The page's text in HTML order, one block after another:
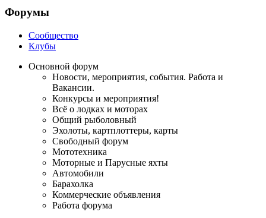
Форумы
Сообщество
Клубы
Основной форум
Новости, мероприятия, события. Работа и
Вакансии.
Конкурсы и мероприятия!
Всё о лодках и моторах
Общий рыболовный
Эхолоты, картплоттеры, карты
Свободный форум
Мототехника
Моторные и Парусные яхты
Автомобили
Барахолка
Коммерческие объявления
Работа форума